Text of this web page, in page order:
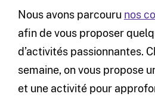
Nous avons parcouru nos
afin de vous proposer
d’activités passionnantes.
semaine, on vous propose
et une activité pour